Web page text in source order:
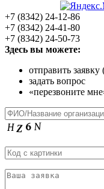
+7 (8342) 24-12-86
+7 (8342) 24-41-80
+7 (8342) 24-50-73
Здесь вы можете:
отправить
задать вопрос
«перезвоните